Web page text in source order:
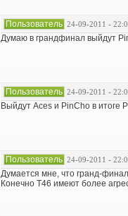
Пользователь 24-09-2011 -
Думаю в грандфинал выйдут
Пользователь 24-09-2011 -
Выйдут Aces и PinCho в итоге
Пользователь 24-09-2011 -
Думается мне, что гранд-
Конечно Т46 имеют более